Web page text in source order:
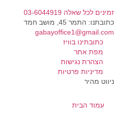
לכל שאלה 03-6044919
התמר 45, מושב חמד​
כתובתינו בוויז
מפת אתר
הצהרת נגישות
מדיניות פרטיות
מהיר
עמוד הבית